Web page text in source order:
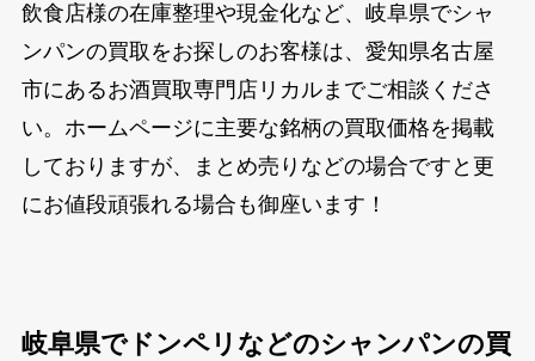
飲食店様の在庫整理や現金化など、岐阜県でシャ
ンパンの買取をお探しのお客様は、愛知県名古屋
市にあるお酒買取専門店リカルまでご相談くださ
い。ホームページに主要な銘柄の買取価格を掲載
しておりますが、まとめ売りなどの場合ですと更
にお値段頑張れる場合も御座います！
岐阜県でドンペリなどのシャンパンの買